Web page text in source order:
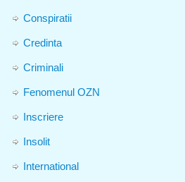
Conspiratii
Credinta
Criminali
Fenomenul OZN
Inscriere
Insolit
International